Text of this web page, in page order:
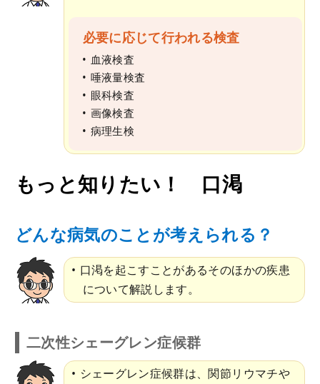
必要に応じて行われる検査
血液検査
唾液量検査
眼科検査
画像検査
病理生検
もっと知りたい！ 口渇
どんな病気のことが考えられる？
口渇を起こすことがあるそのほかの疾患
について解説します。
二次性シェーグレン症候群
シェーグレン症候群は、関節リウマチや